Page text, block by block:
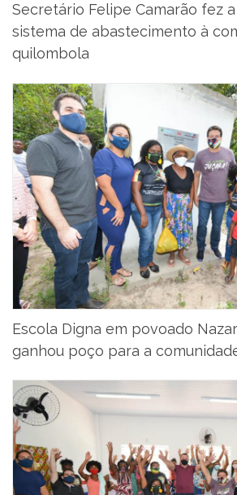
Secretário Felipe Camarão fez
sistema de abastecimento à
quilombola
Escola Digna em povoado
ganhou poço para a